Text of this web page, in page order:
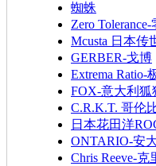
蜘蛛
Zero
Mcusta 日本传
GERBER-戈博
Extrema Ratio-
FOX-意大利狐
C.R.K.T. 哥伦
日本花田洋
ONTARIO-安
Chris Reeve-克